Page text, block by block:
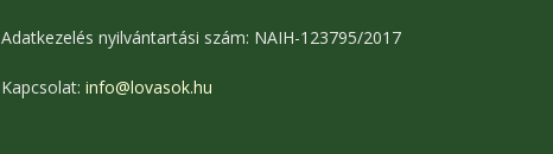
Adatkezelés nyilvántartási szám: NAIH-123795/2017
Kapcsolat: info@lovasok.hu